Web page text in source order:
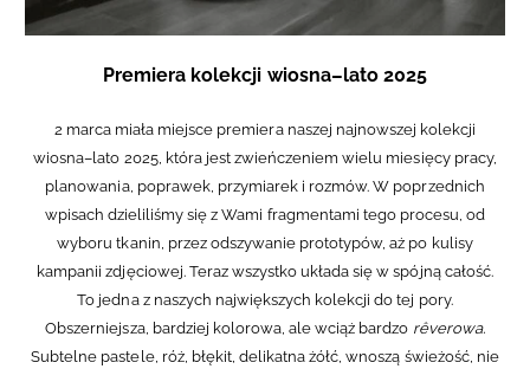
Premiera kolekcji wiosna–lato 2025
2 marca miała miejsce premiera naszej najnowszej kolekcji
wiosna–lato 2025, która jest zwieńczeniem wielu miesięcy pracy,
planowania, poprawek, przymiarek i rozmów. W poprzednich
wpisach dzieliliśmy się z Wami fragmentami tego procesu, od
wyboru tkanin, przez odszywanie prototypów, aż po kulisy
kampanii zdjęciowej. Teraz wszystko układa się w spójną całość.
To jedna z naszych największych kolekcji do tej pory.
Obszerniejsza, bardziej kolorowa, ale wciąż bardzo rêverowa.
Subtelne pastele, róż, błękit, delikatna żółć, wnoszą świeżość, nie